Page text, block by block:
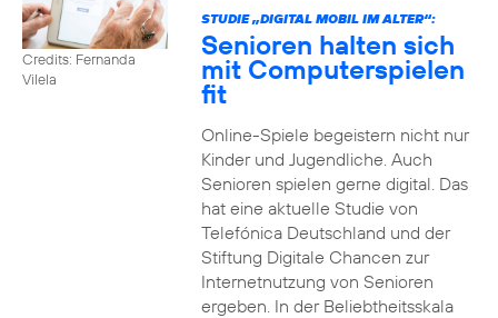
Credits: Fernanda
Vilela
STUDIE „DIGITAL MOBIL IM ALTER“:
Senioren halten sich
mit Computerspielen
fit
Online-Spiele begeistern nicht nur
Kinder und Jugendliche. Auch
Senioren spielen gerne digital. Das
hat eine aktuelle Studie von
Telefónica Deutschland und der
Stiftung Digitale Chancen zur
Internetnutzung von Senioren
ergeben. In der Beliebtheitsskala